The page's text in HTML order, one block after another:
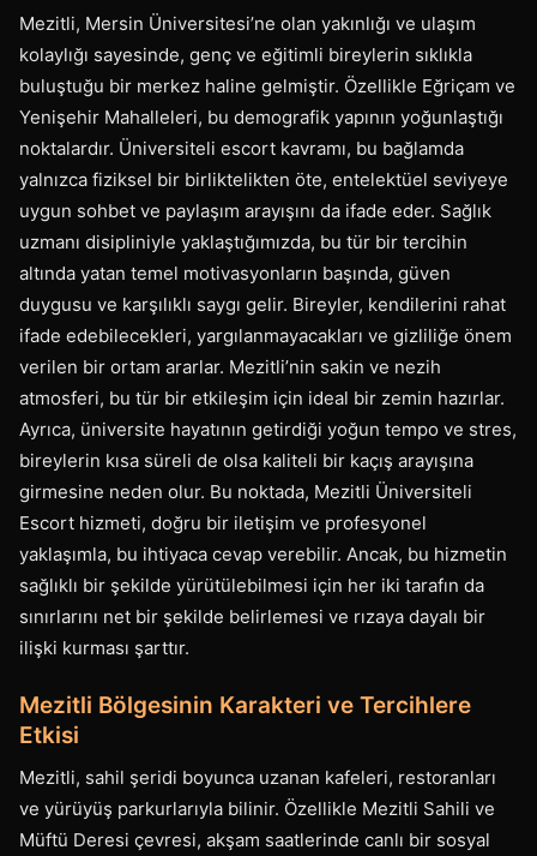
Mezitli, Mersin Üniversitesi’ne olan yakınlığı ve ulaşım
kolaylığı sayesinde, genç ve eğitimli bireylerin sıklıkla
buluştuğu bir merkez haline gelmiştir. Özellikle Eğriçam ve
Yenişehir Mahalleleri, bu demografik yapının yoğunlaştığı
noktalardır. Üniversiteli escort kavramı, bu bağlamda
yalnızca fiziksel bir birliktelikten öte, entelektüel seviyeye
uygun sohbet ve paylaşım arayışını da ifade eder. Sağlık
uzmanı disipliniyle yaklaştığımızda, bu tür bir tercihin
altında yatan temel motivasyonların başında, güven
duygusu ve karşılıklı saygı gelir. Bireyler, kendilerini rahat
ifade edebilecekleri, yargılanmayacakları ve gizliliğe önem
verilen bir ortam ararlar. Mezitli’nin sakin ve nezih
atmosferi, bu tür bir etkileşim için ideal bir zemin hazırlar.
Ayrıca, üniversite hayatının getirdiği yoğun tempo ve stres,
bireylerin kısa süreli de olsa kaliteli bir kaçış arayışına
girmesine neden olur. Bu noktada, Mezitli Üniversiteli
Escort hizmeti, doğru bir iletişim ve profesyonel
yaklaşımla, bu ihtiyaca cevap verebilir. Ancak, bu hizmetin
sağlıklı bir şekilde yürütülebilmesi için her iki tarafın da
sınırlarını net bir şekilde belirlemesi ve rızaya dayalı bir
ilişki kurması şarttır.
Mezitli Bölgesinin Karakteri ve Tercihlere
Etkisi
Mezitli, sahil şeridi boyunca uzanan kafeleri, restoranları
ve yürüyüş parkurlarıyla bilinir. Özellikle Mezitli Sahili ve
Müftü Deresi çevresi, akşam saatlerinde canlı bir sosyal